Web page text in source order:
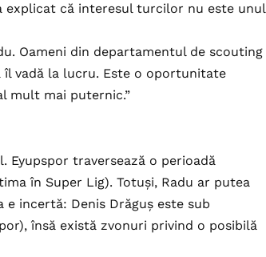
explicat că interesul turcilor nu este unul
Oameni din departamentul de scouting
vadă la lucru. Este o oportunitate
mult mai puternic.”
Eyupspor traversează o perioadă
în Super Lig). Totuși, Radu ar putea
incertă: Denis Drăguș este sub
însă există zvonuri privind o posibilă